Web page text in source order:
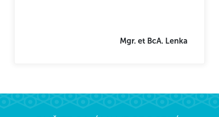
Mgr. et BcA. Lenka